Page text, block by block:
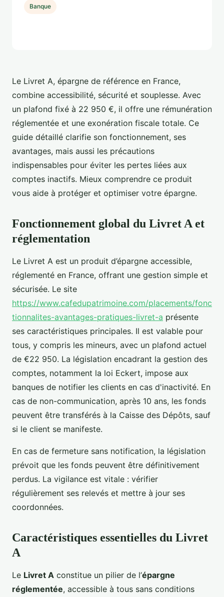
Le Livret A, épargne de référence en France,
combine accessibilité, sécurité et souplesse. Avec
un plafond fixé à 22 950 €, il offre une rémunération
réglementée et une exonération fiscale totale. Ce
guide détaillé clarifie son fonctionnement, ses
avantages, mais aussi les précautions
indispensables pour éviter les pertes liées aux
comptes inactifs. Mieux comprendre ce produit
vous aide à protéger et optimiser votre épargne.
Fonctionnement global du Livret A et
réglementation
Le Livret A est un produit d’épargne accessible,
réglementé en France, offrant une gestion simple et
sécurisée. Le site
https://www.cafedupatrimoine.com/placements/fonc
tionnalites-avantages-pratiques-livret-a présente
ses caractéristiques principales. Il est valable pour
tous, y compris les mineurs, avec un plafond actuel
de €22 950. La législation encadrant la gestion des
comptes, notamment la loi Eckert, impose aux
banques de notifier les clients en cas d'inactivité. En
cas de non-communication, après 10 ans, les fonds
peuvent être transférés à la Caisse des Dépôts, sauf
si le client se manifeste.
En cas de fermeture sans notification, la législation
prévoit que les fonds peuvent être définitivement
perdus. La vigilance est vitale : vérifier
régulièrement ses relevés et mettre à jour ses
coordonnées.
Caractéristiques essentielles du Livret
A
Le Livret A constitue un pilier de l’épargne
réglementée, accessible à tous sans conditions
Banque